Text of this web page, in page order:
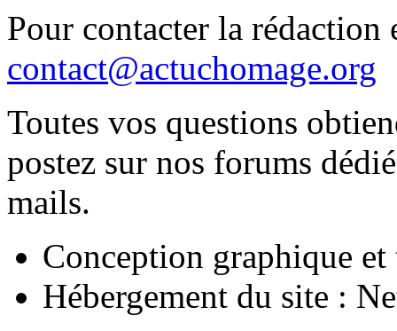
Pour contacter la rédaction
contact@actuchomage.org
Toutes vos questions
postez sur nos forums
mails.
Conception graphique
Hébergement du site :